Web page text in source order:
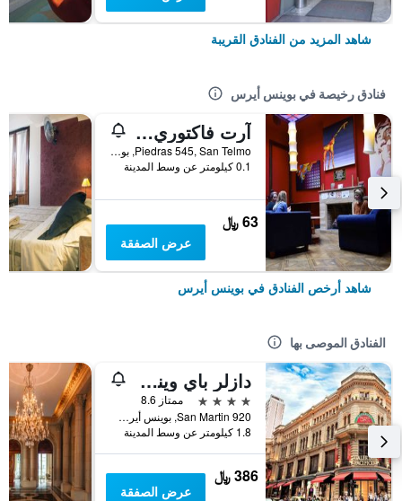
شاهد المزيد من الفنادق القريبة
فنادق رخيصة في بوينس أيرس
آرت فاكتوري سان تيلمو
Piedras 545, San Telmo, بوينس أيرس, Capital Federal District, الأرجنتين
0.1 كيلومتر عن وسط المدينة
63 ﷼
عرض الصفقة
شاهد أرخص الفنادق في بوينس أيرس
الفنادق الموصى بها
دازلر باي ويندام بوينوس أيريس سان مارتين
4 نجوم
ممتاز 8.6
San Martin 920, بوينس أيرس, Capital Federal District, الأرجنتين
1.8 كيلومتر عن وسط المدينة
386 ﷼
عرض الصفقة